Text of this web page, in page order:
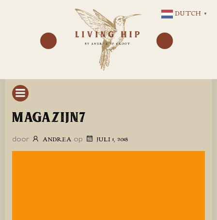
NAAR
DE
INHOUD
MAGAZIJN7
door ANDREA op JULI 1, 2018
DUTCH ▼